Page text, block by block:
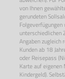
von Ihnen
gerundeten
unterschiedlichen
Angaben zugleich
Kunden ab 18
oder Reisepass
Karte auf
Kindergeld).